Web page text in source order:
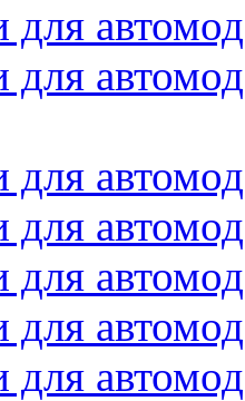
для
для
для
для
для
для
для